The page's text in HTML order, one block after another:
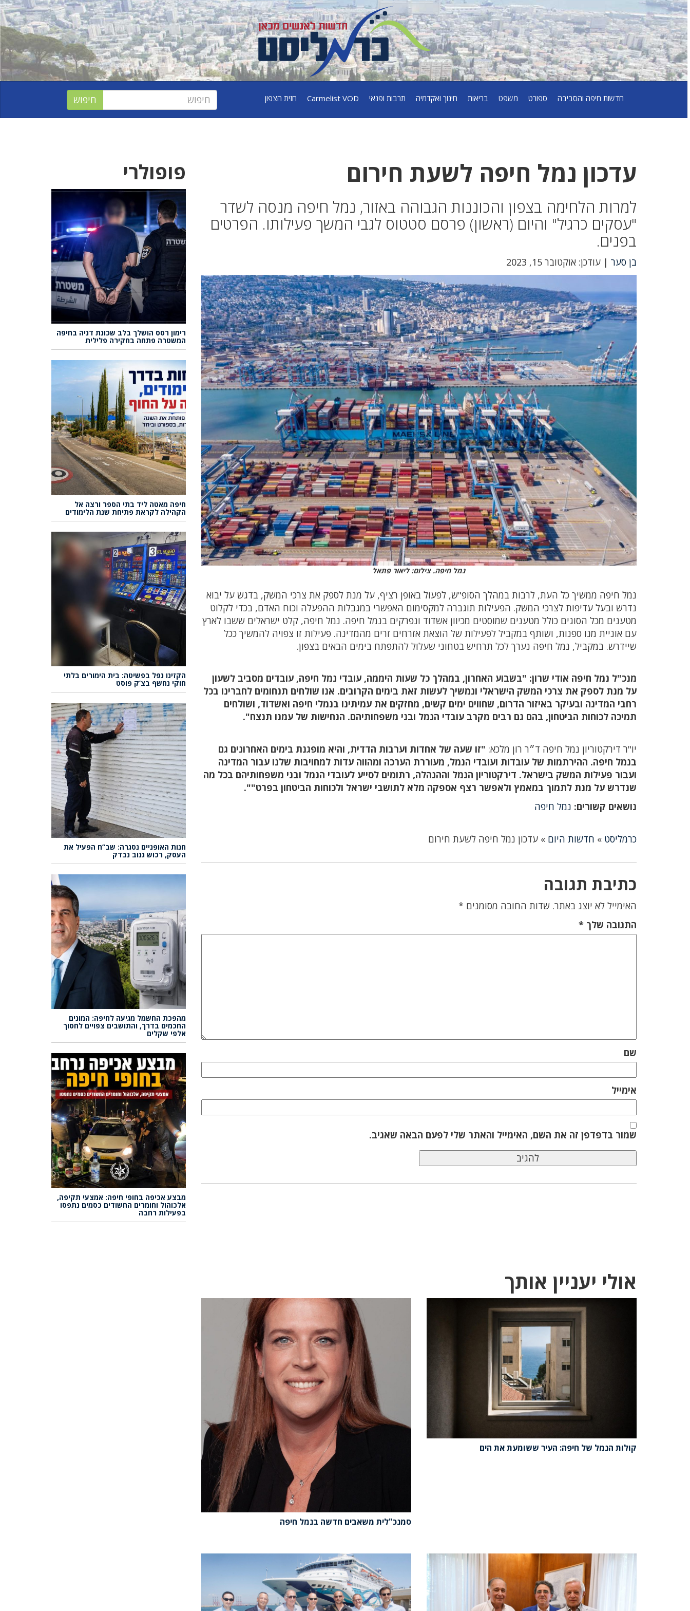
חדשות חיפה והסביבה ספורט משפט בריאות חינוך ואקדמיה תרבות ופנאי Carmelist VOD חזית הצפון
עדכון נמל חיפה לשעת חירום
למרות הלחימה בצפון והכוננות הגבוהה באזור, נמל חיפה מנסה לשדר
"עסקים כרגיל" והיום (ראשון) פרסם סטטוס לגבי המשך פעילותו. הפרטים
בפנים.
בן סער | עודכן: אוקטובר 15, 2023
נמל חיפה. צילום: ליאור פתאל
נמל חיפה ממשיך כל העת, לרבות במהלך הסופ"ש, לפעול באופן רציף, על מנת לספק את צרכי המשק, בדגש על יבוא
נדרש ובעל עדיפות לצרכי המשק. הפעילות תוגברה למקסימום האפשרי במגבלות ההפעלה וכוח האדם, בכדי לקלוט
מטענים מכל הסוגים כולל מטענים שמוסטים מכיוון אשדוד ונפרקים בנמל חיפה. נמל חיפה, קלט ישראלים ששבו לארץ
עם אוניית מנו ספנות, ושותף במקביל לפעילות של הוצאת אזרחים זרים מהמדינה. פעילות זו צפויה להמשיך ככל
שיידרש. במקביל, נמל חיפה נערך לכל תרחיש בטחוני שעלול להתפתח בימים הבאים בצפון.
מנכ"ל נמל חיפה אודי שרון: "בשבוע האחרון, במהלך כל שעות היממה, עובדי נמל חיפה, עובדים מסביב לשעון
על מנת לספק את צרכי המשק הישראלי ונמשיך לעשות זאת בימים הקרובים. אנו שולחים תנחומים לחברינו בכל
רחבי המדינה ובעיקר באיזור הדרום, שחווים ימים קשים, מחזקים את עמיתינו בנמלי חיפה ואשדוד, ושולחים
תמיכה לכוחות הביטחון, בהם גם רבים מקרב עובדי הנמל ובני משפחותיהם. הנחישות של עמנו תנצח".
יו"ר דירקטוריון נמל חיפה ד״ר רון מלכא: "זו שעה של אחדות וערבות הדדית, והיא מופגנת בימים האחרונים גם
בנמל חיפה. ההירתמות של עובדות ועובדי הנמל, מעוררת הערכה ומהווה עדות למחויבות שלנו עבור המדינה
ועבור פעילות המשק בישראל. דירקטוריון הנמל וההנהלה, רתומים לסייע לעובדי הנמל ובני משפחותיהם בכל מה
שנדרש על מנת לתמוך במאמץ ולאפשר רצף אספקה מלא לתושבי ישראל ולכוחות הביטחון בפרט"".
נושאים קשורים: נמל חיפה
כרמליסט » חדשות היום »עדכון נמל חיפה לשעת חירום
כתיבת תגובה
האימייל לא יוצג באתר. שדות החובה מסומנים *
התגובה שלך*
שם
אימייל
שמור בדפדפן זה את השם, האימייל והאתר שלי לפעם הבאה שאגיב.
פופולרי
רימון רסס הושלך בלב שכונת דניה בחיפה
המשטרה פתחה בחקירה פלילית
חיפה מאטה ליד בתי הספר ורצה אל
הקהילה לקראת פתיחת שנת הלימודים
הקזינו נפל בפשיטה: בית הימורים בלתי
חוקי נחשף בצ’ק פוסט
חנות האופניים נסגרה: שב”ח הפעיל את
העסק, רכוש גנוב נבדק
מהפכת החשמל מגיעה לחיפה: המונים
החכמים בדרך, והתושבים צפויים לחסוך
אלפי שקלים
מבצע אכיפה בחופי חיפה: אמצעי תקיפה,
אלכוהול וחומרים החשודים כסמים נתפסו
בפעילות רחבה
אולי יעניין אותך
קולות הנמל של חיפה: העיר ששומעת את הים
סמנכ"לית משאבים חדשה בנמל חיפה